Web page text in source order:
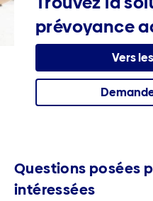
prévoyance
Vers
Questions posées
intéressées